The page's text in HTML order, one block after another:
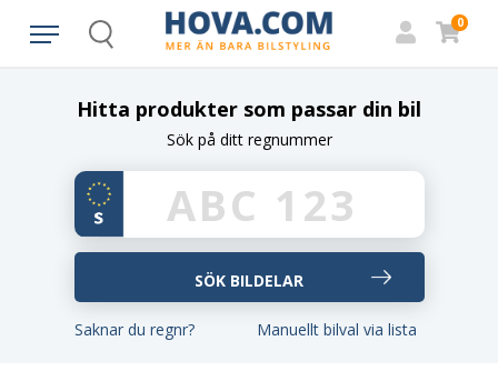
Search
0
Hitta produkter som passar din bil
Sök på ditt regnummer
Saknar du regnr? Manuellt bilval via lista